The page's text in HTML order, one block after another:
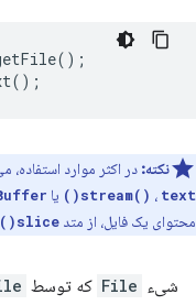
();
();
نکته: در اکثر موارد استفاده،
stream() ، text() یا
محتوای یک فایل، از متد slice()
شیء File که توسط